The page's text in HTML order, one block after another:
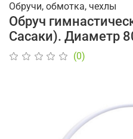
Обручи, обмотка, чехлы
Обруч
Сасаки). Диаметр
(0)